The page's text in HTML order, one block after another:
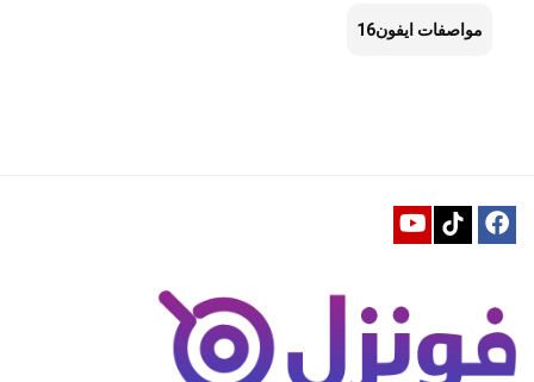
مواصفات ايفون16